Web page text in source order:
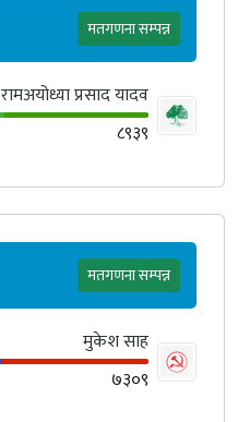
मतगणना सम्पन्न
रामअयोध्या प्रसाद यादव
८९३९
मतगणना सम्पन्न
मुकेश साह
७३०९